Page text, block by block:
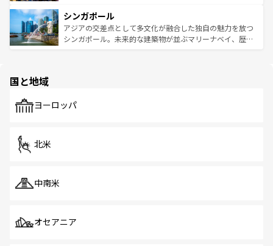
参照してほしい。
激する。気候は一年中温暖で、どの季節にも異なる楽しみ
が待っている。親しみやすいタイの人々、仏教を中心とし
た文化、そして多様な観光資源が、訪れる旅人を魅了し続
み、どこを訪れても感動するはず。観光スポットが密集し
ており、効率よく見どころを回れるのも魅力。息をのむよ
うな絶景から文化的な体験まで、香港を存分に楽しみ尽く
シンガポール
アジアの交差点として多文化が融合した独自の魅力を放つ
シンガポール。未来的な建築物が並ぶマリーナベイ、歴史
で、ホーカーズは地元の風情を楽しめる外せないスポット
国と地域
ヨーロッパ
北米
中南米
オセアニア